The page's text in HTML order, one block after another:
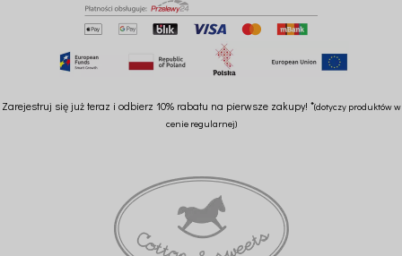
Zarejestruj się już teraz i odbierz 10% rabatu na pierwsze zakupy! *(dotyczy produktów w
cenie regularnej)